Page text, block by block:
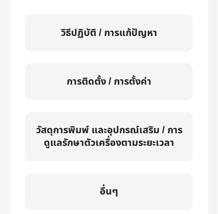
วิธีปฏิบัติ / การแก้ปัญหา
การติดตั้ง / การตั้งค่า
วัสดุการพิมพ์ และอุปกรณ์เสริม / การ
ดูแลรักษาตัวเครื่องตามระยะเวลา
อื่นๆ